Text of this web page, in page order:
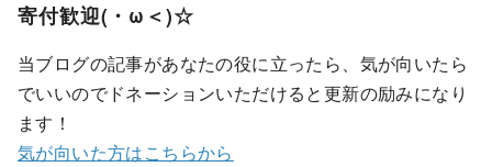
寄付歓迎(・ω＜)☆
当ブログの記事があなたの役に立ったら、気が向いたら
でいいのでドネーションいただけると更新の励みになり
ます！
気が向いた方はこちらから